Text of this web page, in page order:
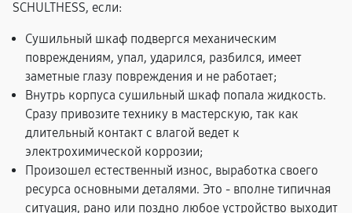
SCHULTHESS, если:
Сушильный шкаф подвергся механическим
повреждениям, упал, ударился, разбился, имеет
заметные глазу повреждения и не работает;
Внутрь корпуса сушильный шкаф попала жидкость.
Сразу привозите технику в мастерскую, так как
длительный контакт с влагой ведет к
электрохимической коррозии;
Произошел естественный износ, выработка своего
ресурса основными деталями. Это - вполне типичная
ситуация, рано или поздно любое устройство выходит